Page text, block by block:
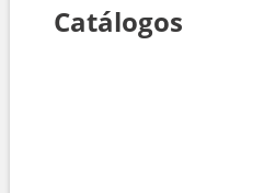
Catálogos